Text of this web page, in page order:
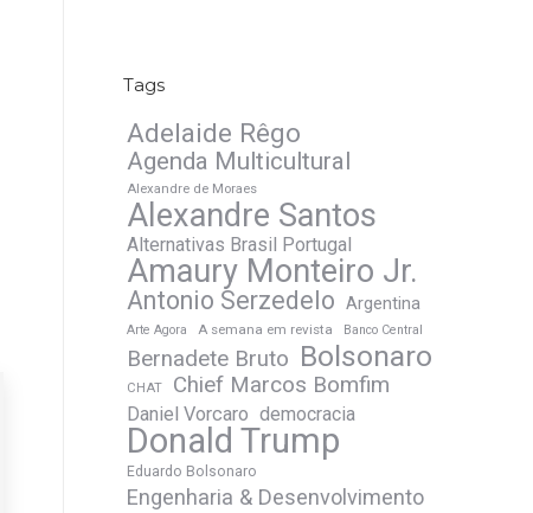
Tags
Adelaide Rêgo
Agenda Multicultural
Alexandre de Moraes
Alexandre Santos
Alternativas Brasil Portugal
Amaury Monteiro Jr.
Antonio Serzedelo Argentina
Arte Agora A semana em revista Banco Central
Bernadete Bruto Bolsonaro
CHAT Chief Marcos Bomfim
Daniel Vorcaro democracia
Donald Trump
Eduardo Bolsonaro
Engenharia & Desenvolvimento